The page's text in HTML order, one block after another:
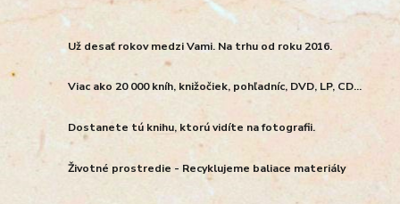
Už desať rokov medzi Vami. Na trhu od roku 2016.
Viac ako 20 000 kníh, knižočiek, pohľadníc, DVD, LP, CD...
Dostanete tú knihu, ktorú vidíte na fotografii.
Životné prostredie - Recyklujeme baliace materiály